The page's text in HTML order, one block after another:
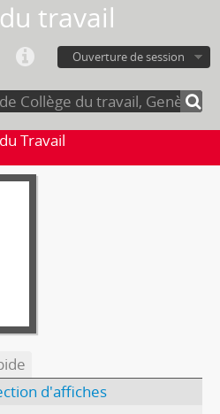
travail
Ouverture de session
Travail
d'affiches